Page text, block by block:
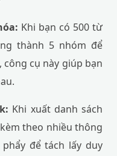
Khi bạn có 500 từ
thành 5 nhóm để
công cụ này giúp bạn
Khi xuất danh sách
theo nhiều thông
để tách lấy duy